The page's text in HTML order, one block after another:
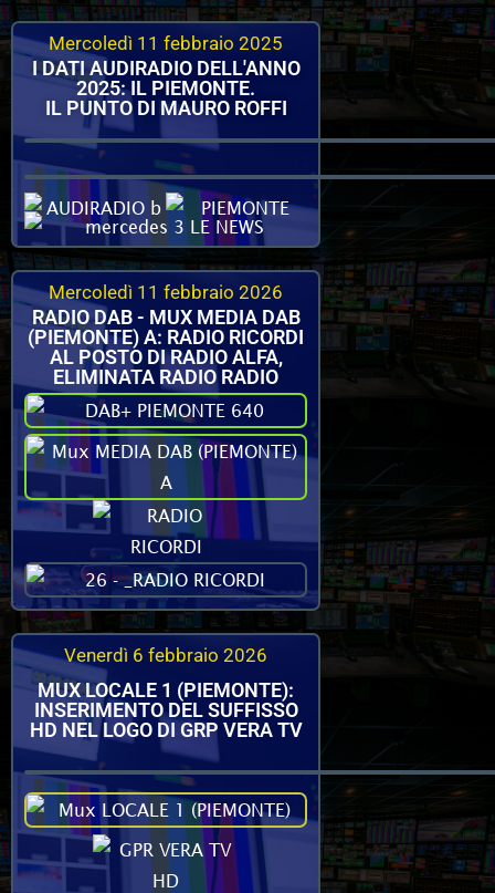
Mercoledì 11 febbraio 2025
I DATI AUDIRADIO DELL'ANNO
2025: IL PIEMONTE.
IL PUNTO DI MAURO ROFFI
Mercoledì 11 febbraio 2026
RADIO DAB - MUX MEDIA DAB
(PIEMONTE) A: RADIO RICORDI
AL POSTO DI RADIO ALFA,
ELIMINATA RADIO RADIO
Venerdì 6 febbraio 2026
MUX LOCALE 1 (PIEMONTE):
INSERIMENTO DEL SUFFISSO
HD NEL LOGO DI GRP VERA TV